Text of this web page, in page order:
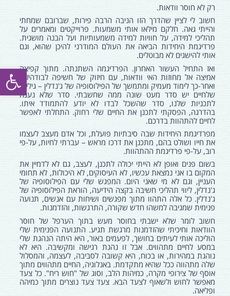
פתח
רק לא חוסר וודאות.
חשוב לי לציין שהדרך הזו הניבה הרבה פירות, שברובם שמחתי
והייתי גאה. חלקם מילאו אותי משמעות. פרוייקטים ומאמרים על
תהליכי למידה, על חוויות למידה משמעותיות ועל הבנה מושגית.
פרדיגמת היחידות הביאה את העולם המודרני להיכן שהוא, וגם
אותי להישגים לא מבוטלים.
ואז התחיל העשור האחרון. הפרדיגמה השתנתה. מתוך קפיצה
אמיצה אל מחוזות האי וודאות, עם חיזוק של חשיפה לבודהיזם,
ואחר-כך לימוד מעמיק ומתמשך של הפילוסופיה של ג'נדלין – גיליתי
שלחיים יש סדר מעט שונה ממה שחשבתי. סדר שלא נענה
לתכניות שלנו, סדר שהשכל לבדו לא יודע להתמודד איתו.
בהדרגה, הפסקתי לתכנן את החיים שלי רחוק. התחלתי לאפשר
לחיים להתהוות בדרכם.
מפרדיגמת היחידות שבה סיבתיות פועלת, וכל אדם מעצב לעצמו
את חייו ושולט בהם, מתכנן את דרכו מראש – עברתי לחיות, על-פי
רוב, על-פי פרדיגמת ההתהוות.
בשום פנים ואופן לא הייתי יכולה לתכנן, לעצב, גם לא לדמיין את
המקום בו אני נמצאת עכשיו, לא העיסוקים, לא היכולות, לא תחומי
העניין, וגם לא מי שאני היום. המפגש שלי עם הפילוסופיה של
ג'נדלין, ליווי תהליכי חשיבה בקצה הידיעה, הוראת הפילוסופיה של
ג'נדלין. כל אלה התהוו מתוך מפגשים ושיחות עם אנשים, תנועה
פנימית שמגיבה למשהו חדש שקורה, התרגשות, והזדמנות.
חשוב לומר שלא ישבתי בחוסר מעש בתוך הערפל של חוסר
הוודאות וחיכיתי שהזדמנות מרגשת תגיע. התנועה הפנימית שלי
הוליכה אותי לעיתים בחושך, לפעמים באור, היא היתה הנהגת שלי
במסע לחיים מתהווים. אבל זו נהגת רגישה ומקשיבה. היא לא
נוהגת במהירות, או בכוח, היא קשובה לסביבה, לעצמה, והמסלול
שלה מתהווה ככל שהיא מתקדמת. באנלוגיה, החיים מתהווים מתוך
אוסף של צירופי מקרה, כמיהות הלב, וסוג של "חוש ריח". כל צעד
מאפשר לחוש ולשאוף לצעד הבא. צעד צעד נוצרים מתוך כמיהה
ופליאה.